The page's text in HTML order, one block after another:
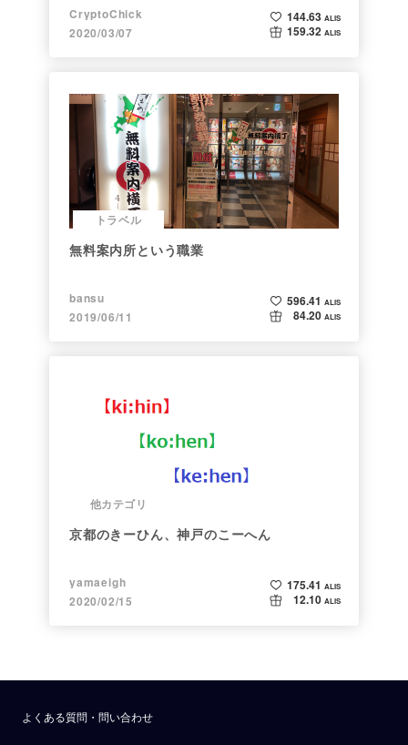
CryptoChick
2020/03/07
144.63 ALIS
159.32 ALIS
トラベル
無料案内所という職業
bansu
2019/06/11
596.41 ALIS
84.20 ALIS
他カテゴリ
京都のきーひん、神戸のこーへん
yamaeigh
2020/02/15
175.41 ALIS
12.10 ALIS
よくある質問・問い合わせ